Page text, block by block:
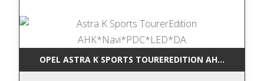
OPEL ASTRA K SPORTS TOUREREDITION